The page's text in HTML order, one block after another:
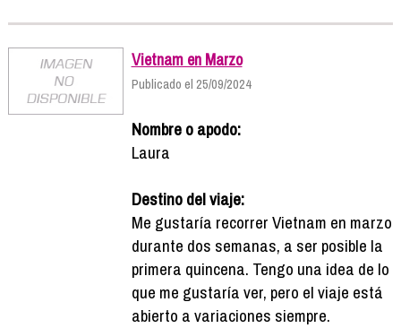
Vietnam en Marzo
Publicado el 25/09/2024
Nombre o apodo:
Laura
Destino del viaje:
Me gustaría recorrer Vietnam en marzo
durante dos semanas, a ser posible la
primera quincena. Tengo una idea de lo
que me gustaría ver, pero el viaje está
abierto a variaciones siempre.